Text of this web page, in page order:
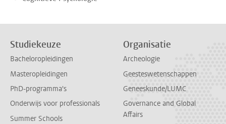
Studiekeuze
Bacheloropleidingen
Masteropleidingen
PhD-programma's
Onderwijs voor professionals
Summer Schools
Organisatie
Archeologie
Geesteswetenschappen
Geneeskunde/LUMC
Governance and Global
Affairs